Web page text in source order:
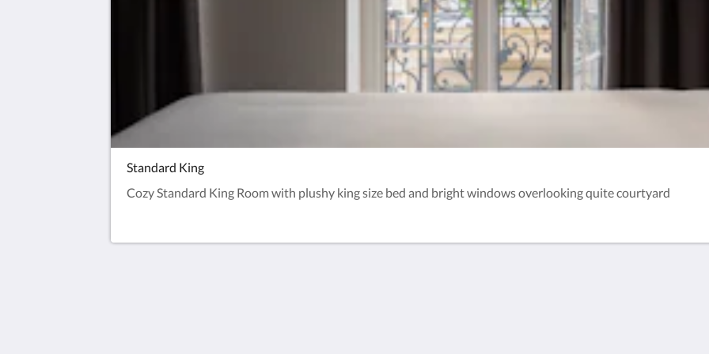
Standard King
Cozy Standard King Room with plushy king size bed and bright windows overlooking quite courtyard